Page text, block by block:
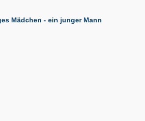
Mädchen - ein junger Mann